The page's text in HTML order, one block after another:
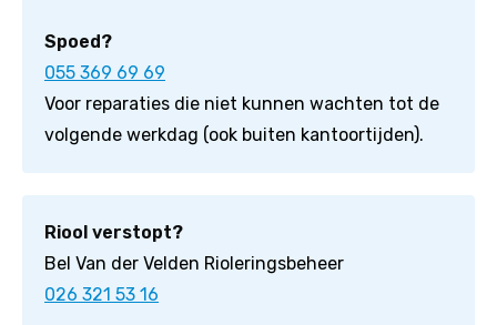
Spoed?
055 369 69 69
Voor reparaties die niet kunnen wachten tot de
volgende werkdag (ook buiten kantoortijden).
Riool verstopt?
Bel Van der Velden Rioleringsbeheer
026 321 53 16